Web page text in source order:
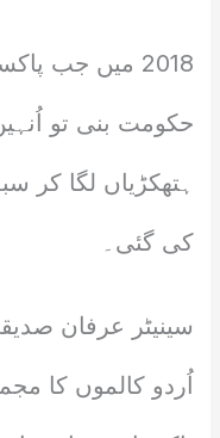
2018 میں جب
حکومت بنی تو
ہتھکڑیاں لگا
کی گئی۔
اُردو کالموں کا